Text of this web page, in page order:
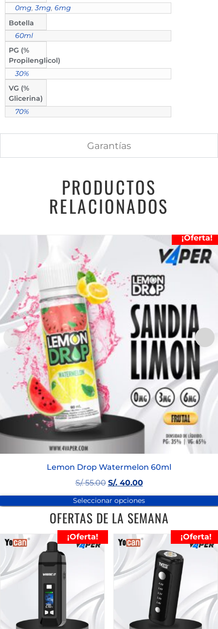
0mg,3mg, 6mg
Botella
60ml
PG (%
Propilenglicol)
30%
VG (%
Glicerina)
70%
Garantías
PRODUCTOS
RELACIONADOS
¡Oferta!
Lemon Drop Watermelon 60ml
S/.55.00 S/.40.00
Seleccionar opciones
OFERTAS DE LA SEMANA
¡Oferta! ¡Oferta!